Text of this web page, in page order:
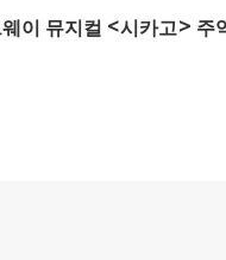
이 뮤지컬 <시카고> 주